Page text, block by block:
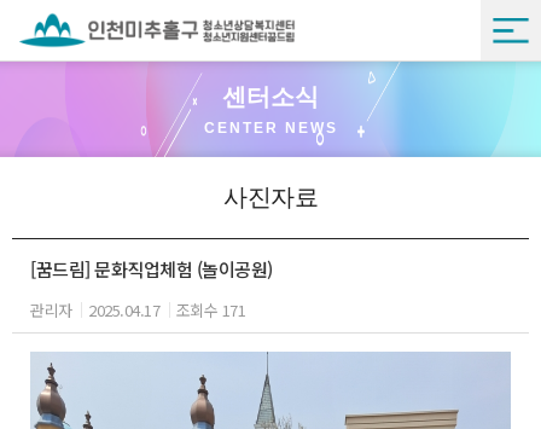
센터소식
CENTER NEWS
사진자료
[꿈드림] 문화직업체험 (놀이공원)
관리자 2025.04.17 조회수 171